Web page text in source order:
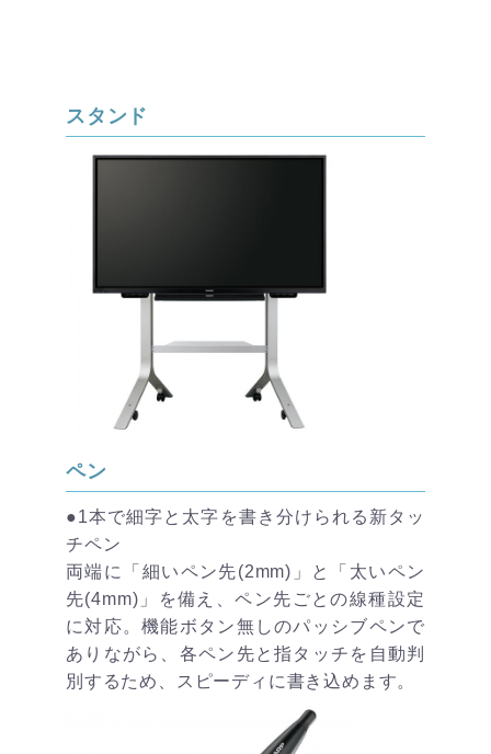
スタンド
ペン
●1本で細字と太字を書き分けられる新タッ
チペン
両端に「細いペン先(2mm)」と「太いペン
先(4mm)」を備え、ペン先ごとの線種設定
に対応。機能ボタン無しのパッシブペンで
ありながら、各ペン先と指タッチを自動判
別するため、スピーディに書き込めます。